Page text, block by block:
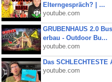
Elterngespräch? | ...
youtube.com
GRUBENHAUS 2.0
erbau - Outdoor Bu...
youtube.com
Das
youtube.com